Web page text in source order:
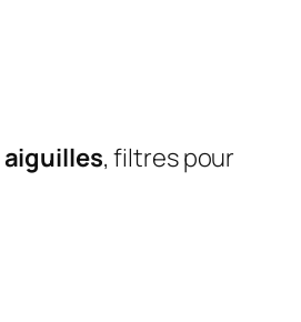
aiguilles, filtres pour